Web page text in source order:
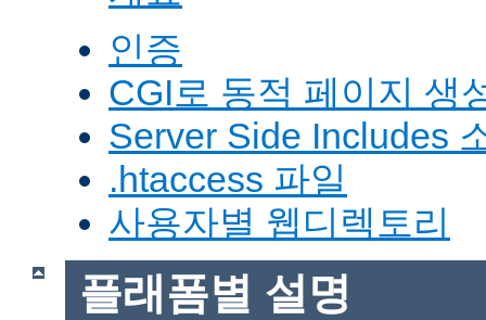
인증
CGI로 동적 페이지 생
Server Side Includes
.htaccess 파일
사용자별 웹디렉토리
플래폼별 설명